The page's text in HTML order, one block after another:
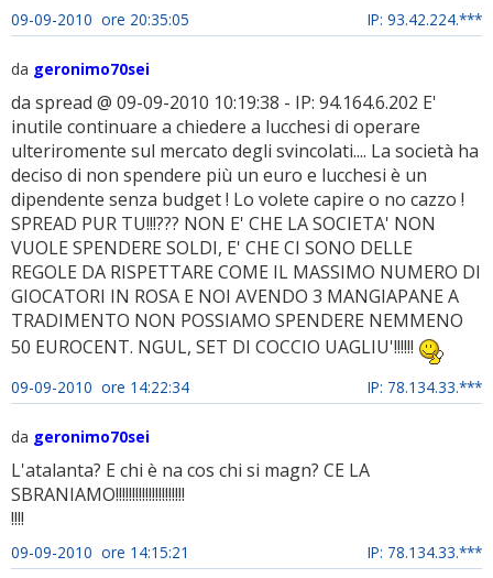
09-09-2010 ore 20:35:05 IP: 93.42.224.***
da geronimo70sei
da spread @ 09-09-2010 10:19:38 - IP: 94.164.6.202 E'
inutile continuare a chiedere a lucchesi di operare
ulteriromente sul mercato degli svincolati.... La società ha
deciso di non spendere più un euro e lucchesi è un
dipendente senza budget ! Lo volete capire o no cazzo !
SPREAD PUR TU!!!??? NON E' CHE LA SOCIETA' NON
VUOLE SPENDERE SOLDI, E' CHE CI SONO DELLE
REGOLE DA RISPETTARE COME IL MASSIMO NUMERO DI
GIOCATORI IN ROSA E NOI AVENDO 3 MANGIAPANE A
TRADIMENTO NON POSSIAMO SPENDERE NEMMENO
50 EUROCENT. NGUL, SET DI COCCIO UAGLIU'!!!!!!
09-09-2010 ore 14:22:34 IP: 78.134.33.***
da geronimo70sei
L'atalanta? E chi è na cos chi si magn? CE LA
SBRANIAMO!!!!!!!!!!!!!!!!!!!!!
!!!!
09-09-2010 ore 14:15:21 IP: 78.134.33.***